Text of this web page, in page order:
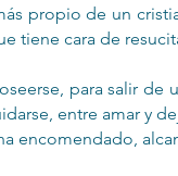
propio de un
tiene cara de
para salir
entre amar y
encomendado,